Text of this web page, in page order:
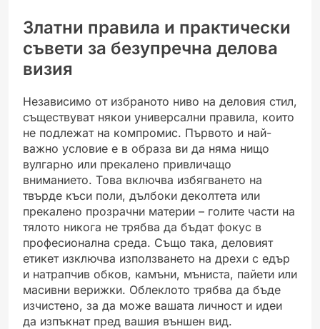
Златни правила и практически
съвети за безупречна делова
визия
Независимо от избраното ниво на деловия стил,
съществуват някои универсални правила, които
не подлежат на компромис. Първото и най-
важно условие е в образа ви да няма нищо
вулгарно или прекалено привличащо
вниманието. Това включва избягването на
твърде къси поли, дълбоки деколтета или
прекалено прозрачни материи – голите части на
тялото никога не трябва да бъдат фокус в
професионална среда. Също така, деловият
етикет изключва използването на дрехи с едър
и натрапчив обков, камъни, мъниста, пайети или
масивни верижки. Облеклото трябва да бъде
изчистено, за да може вашата личност и идеи
да изпъкнат пред вашия външен вид.